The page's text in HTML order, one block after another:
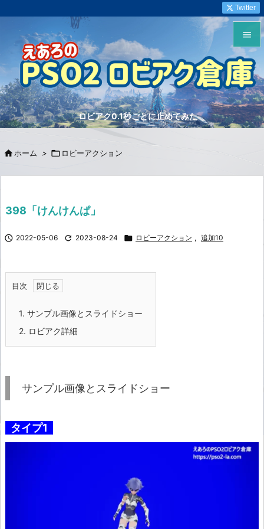
ロビアク0.1秒ごとに止めてみた


メニュ

サイド


Twitter
 ホーム >  ロビーアクション
398「けんけんぱ」
 2022-05-06  2023-08-24  ロビーアクション , 追加10
目次
1. サンプル画像とスライドショー
2. ロビアク詳細
サンプル画像とスライドショー
タイプ1